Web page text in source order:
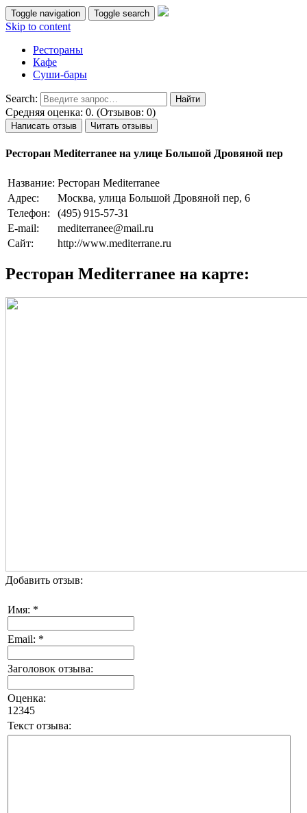
Toggle navigation Toggle search
Skip to content
Рестораны
Кафе
Суши-бары
Search:
Средняя оценка: 0. (Отзывов: 0)
Написать отзыв Читать отзывы
Ресторан Mediterranee на улице Большой Дровяной пер
Название: Ресторан Mediterranee
Адрес:
Москва, улица Большой Дровяной пер, 6
Телефон:
(495) 915-57-31
E-mail:
mediterranee@mail.ru
Сайт:
http://www.mediterrane.ru
Ресторан Mediterranee на карте:
Добавить отзыв:
Имя: *
Email: *
Заголовок отзыва:
Оценка:
1 2345
Текст отзыва: